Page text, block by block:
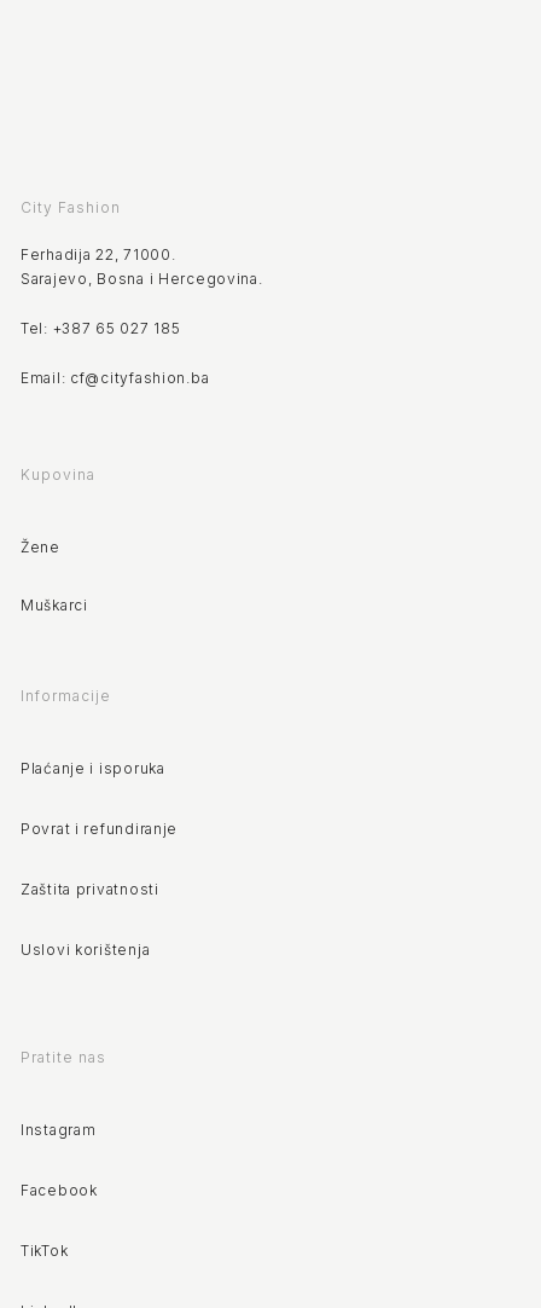
City Fashion
Ferhadija 22, 71000.
Sarajevo, Bosna i Hercegovina.
Tel: +387 65 027 185
Email: cf@cityfashion.ba
Kupovina
Žene
Muškarci
Informacije
Plaćanje i isporuka
Povrat i refundiranje
Zaštita privatnosti
Uslovi korištenja
Pratite nas
Instagram
Facebook
TikTok